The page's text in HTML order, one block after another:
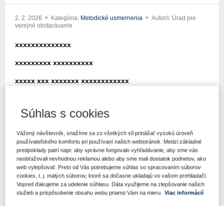
2. 2. 2026 Kategória: Metodické usmernenia
Autor/i: Úrad pre
verejné obstarávanie
xxxxxxxxxxxxxx
xxxxxxxxx xxxxxxxxxx
xxxxx xxx xxxxxxx xxxxxxxxxxxx
xxxxxxxxxxxxx xxxxxx xx xxx xxxxxxxxxx xxx xx xxxátili na
aplikácii zákona č. 343/2015 Z.z. o verejnom obstarávaní a o
zmene a doplnení nxxxxxxxxx xxxxxxx x xxxxx xxxxxxxxxx
xxxxxxxxx xxxxxx xxx xxxxxx x xxxxxxxx xxxxxxxxxxxxxx
xxxxxxxx xxxxx xxxxx xxxx xx xxxxxxx xxxxxxxxxxxx
xxxxxpovať pri uvoľnení/vrátení zábezpeky v prípade, ak
uchádzač podal námietky proti vylúčeniu a tieto mu boli úradom
Súhlas s cookies
Vážený návštevník, snažíme sa zo všetkých síl prinášať vysokú úroveň
používateľského komfortu pri používaní našich webstránok. Medzi základné
predpoklady patrí napr. aby správne fungovalo vyhľadávanie, aby sme vás
neobťažovali nevhodnou reklamou alebo aby sme mali dostatok podnetov, ako
web vylepšovať. Preto od Vás potrebujeme súhlas so spracovaním súborov
cookies, t. j. malých súborov, ktoré sa dočasne ukladajú vo vašom prehliadači.
Vopred ďakujeme za udelenie súhlasu. Dáta využijeme na zlepšovanie našich
služieb a prispôsobenie obsahu webu priamo Vám na mieru. Viac informácií